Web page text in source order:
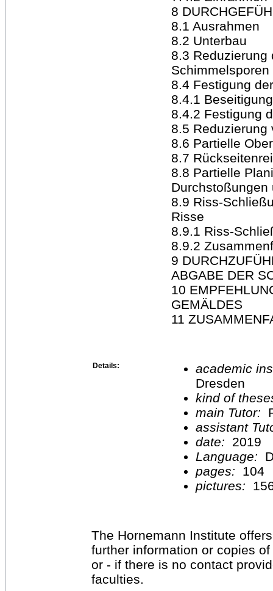
8
8.1 Ausrahmen
8.2 Unterbau
8.3 Reduzierung
Schimmelsporen
8.4 Festigung
8.4.1
8.4.2 Festigung
8.5 Reduzierung
8.6 Partielle
8.7
8.8 Partielle
Durchstoßungen
8.9 Riss-
Risse
8.9.1 Riss-
8.9.2
9
ABGABE DER
10
GEMÄLDES
11
Details:
academic
Dresden
kind of
main Tutor:
assistant
date:
2019
Language:
pages:
104
pictures:
The Hornemann Institute
further information or copies
or - if there is no contact
faculties.